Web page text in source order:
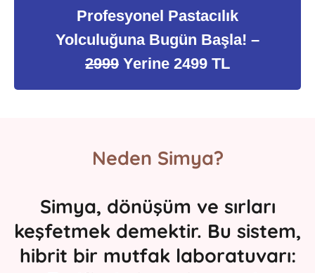
Profesyonel Pastacılık
Yolculuğuna Bugün Başla! –
2999 Yerine 2499 TL
Neden Simya?
Simya, dönüşüm ve sırları
keşfetmek demektir. Bu sistem,
hibrit bir mutfak laboratuvarı: